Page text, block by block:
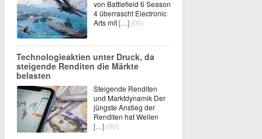
von Battlefield 6 Season
4 überrascht Electronic
Arts mit[…] (00)
Technologieaktien unter Druck, da
steigende Renditen die Märkte
belasten
Steigende Renditen
und Marktdynamik Der
jüngste Anstieg der
Renditen hat Wellen
[…] (00)